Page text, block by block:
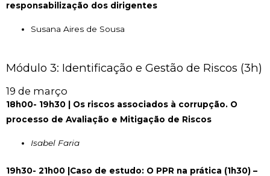
responsabilização dos dirigentes
Susana Aires de Sousa
Módulo 3: Identificação e Gestão de Riscos (3h)
19 de março
18h00- 19h30 | Os riscos associados à corrupção. O
processo de Avaliação e Mitigação de Riscos
Isabel Faria
19h30- 21h00 |Caso de estudo: O PPR na prática (1h30) –